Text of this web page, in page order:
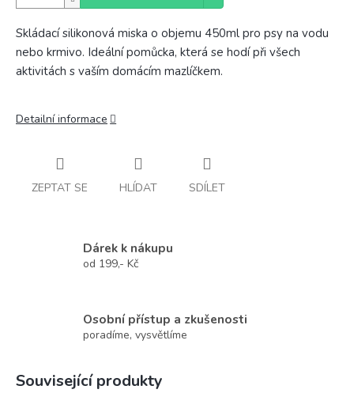
Skládací silikonová miska o objemu 450ml pro psy na vodu
nebo krmivo. Ideální pomůcka, která se hodí při všech
aktivitách s vaším domácím mazlíčkem.
Detailní informace
ZEPTAT SE HLÍDAT SDÍLET
Dárek k nákupu
od 199,- Kč
Osobní přístup a zkušenosti
poradíme, vysvětlíme
Související produkty